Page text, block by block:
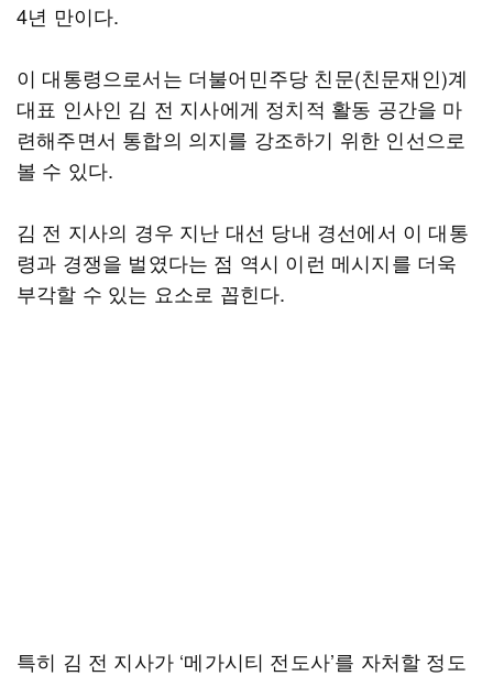
4년 만이다.
이 대통령으로서는 더불어민주당 친문(친문재인)계
대표 인사인 김 전 지사에게 정치적 활동 공간을 마
련해주면서 통합의 의지를 강조하기 위한 인선으로
볼 수 있다.
김 전 지사의 경우 지난 대선 당내 경선에서 이 대통
령과 경쟁을 벌였다는 점 역시 이런 메시지를 더욱
부각할 수 있는 요소로 꼽힌다.
특히 김 전 지사가 ‘메가시티 전도사’를 자처할 정도